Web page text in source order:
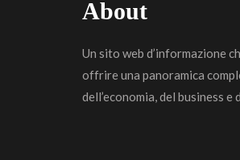
About
Un sito web d’informazione
offrire una panoramica
dell’economia, del business e